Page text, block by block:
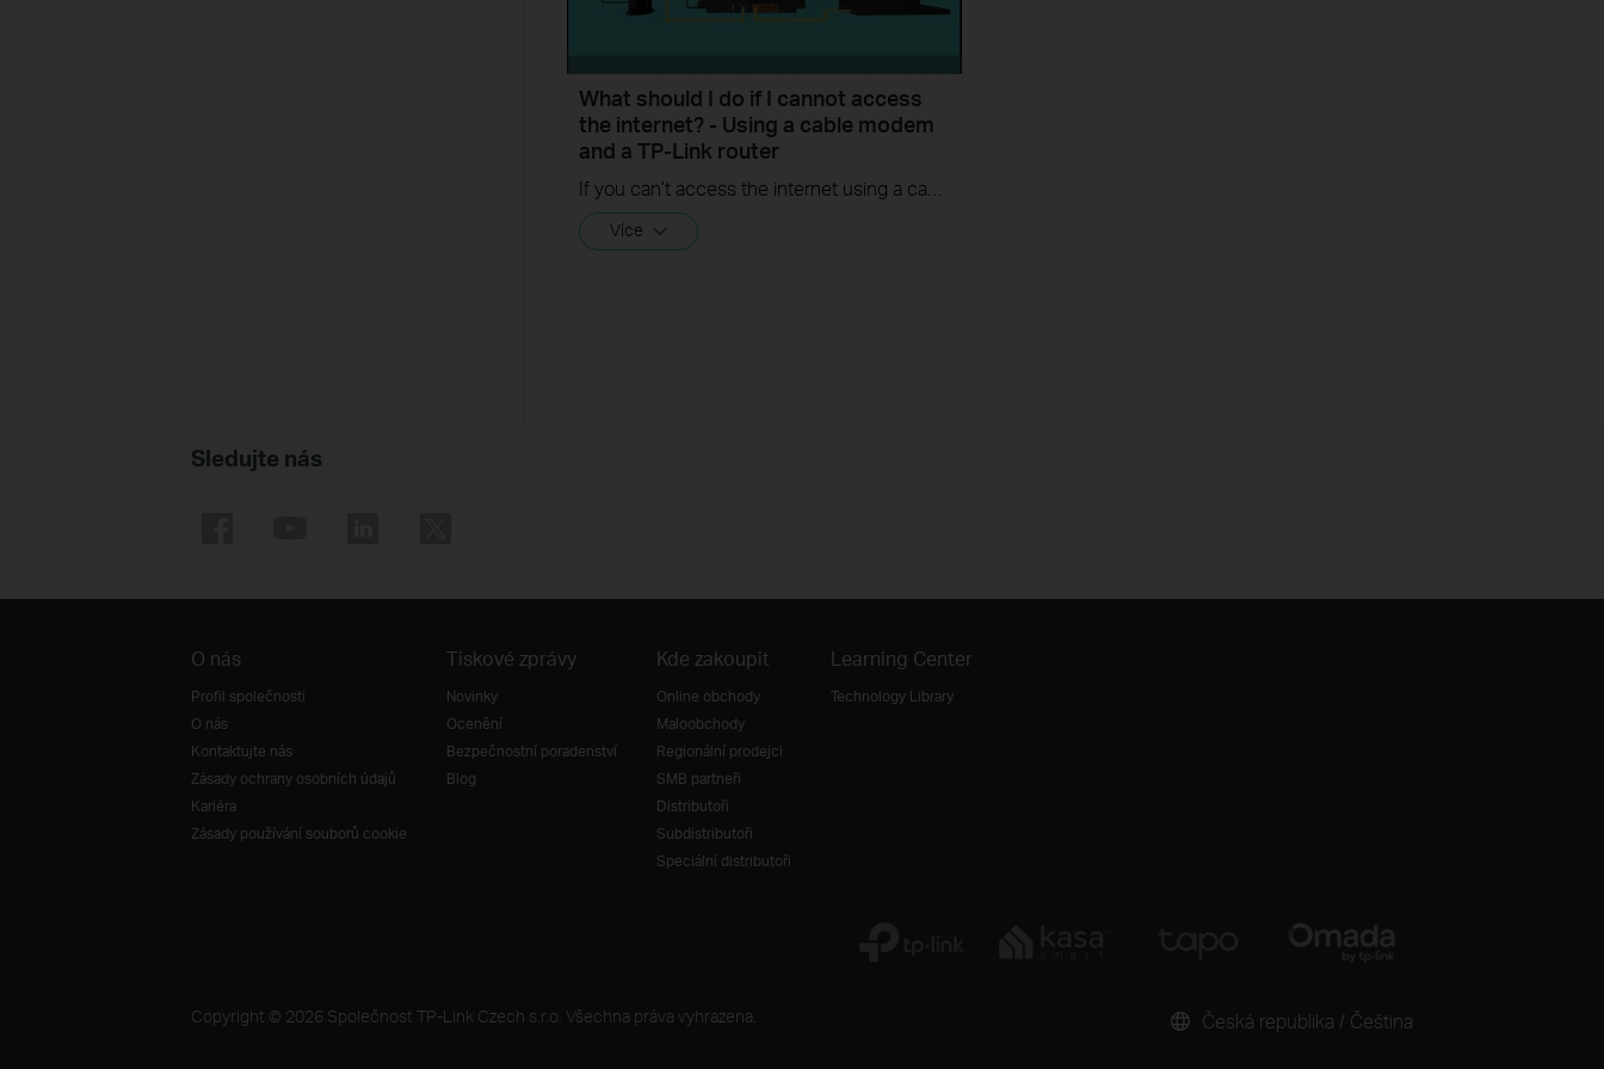
What should I do if I cannot access
the internet? - Using a cable modem
and a TP-Link router
Více
Sledujte nás
O nás
Profil společnosti
O nás
Kontaktujte nás
Zásady ochrany osobních údajů
Kariéra
Zásady používání souborů cookie
Tiskové zprávy
Novinky
Ocenění
Bezpečnostní poradenství
Blog
Kde zakoupit
Online obchody
Maloobchody
Regionální prodejci
SMB partneři
Distributoři
Subdistributoři
Speciální distributoři
Learning Center
Technology Library
Copyright © 2026 Společnost TP-Link Czech s.r.o. Všechna práva vyhrazena. Česká republika / Čeština